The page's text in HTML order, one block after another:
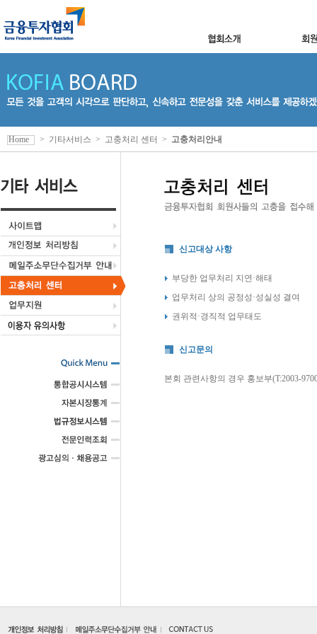
Home > 기타서비스 > 고충처리 센터 > 고충처리안내
신고대상 사항
부당한 업무처리 지연·해태
업무처리 상의 공정성·성실성 결여
권위적·경직적 업무태도
신고문의
본회 관련사항의 경우 홍보부(T:2003-